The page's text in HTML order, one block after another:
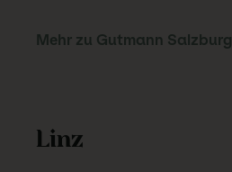
Mehr zu Gutmann Salzburg
Linz